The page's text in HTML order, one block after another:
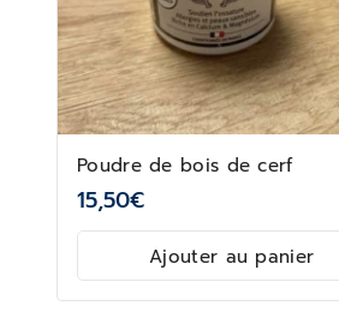
Poudre de bois de cerf
15,50€
Ajouter au panier